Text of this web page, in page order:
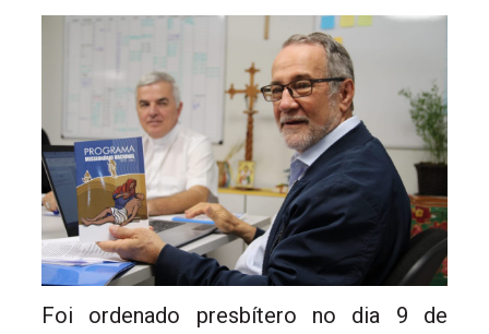
Foi ordenado presbítero no dia 9 de